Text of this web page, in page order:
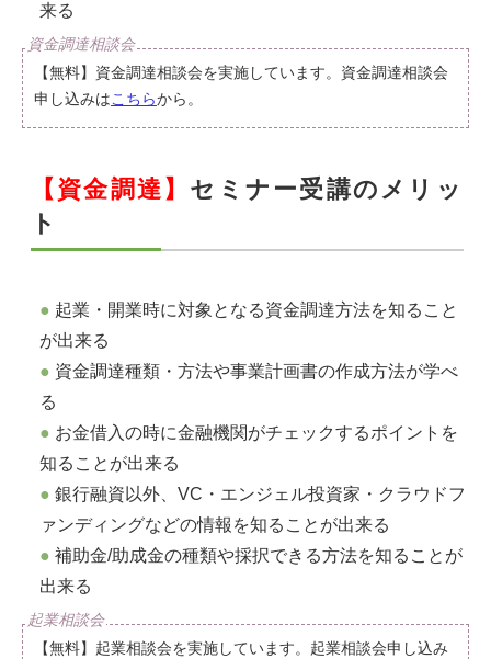
来る
【無料】資金調達相談会を実施しています。資金調達相談会
申し込みはこちらから。
【資金調達】 セミナー受講のメリッ
ト
起業・開業時に対象となる資金調達方法を知ること
が出来る
資金調達種類・方法や事業計画書の作成方法が学べ
る
お金借入の時に金融機関がチェックするポイントを
知ることが出来る
銀行融資以外、VC・エンジェル投資家・クラウドフ
ァンディングなどの情報を知ることが出来る
補助金/助成金の種類や採択できる方法を知ることが
出来る
【無料】起業相談会を実施しています。起業相談会申し込み